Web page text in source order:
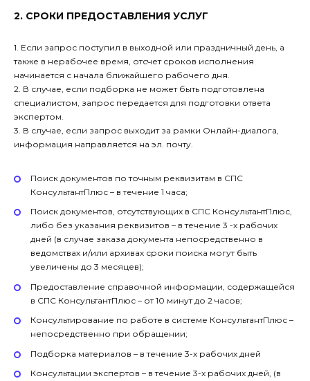
2. СРОКИ ПРЕДОСТАВЛЕНИЯ УСЛУГ
1. Если запрос поступил в выходной или праздничный день, а
также в нерабочее время, отсчет сроков исполнения
начинается с начала ближайшего рабочего дня.
2. В случае, если подборка не может быть подготовлена
специалистом, запрос передается для подготовки ответа
экспертом.
3. В случае, если запрос выходит за рамки Онлайн-диалога,
информация направляется на эл. почту.
Поиск документов по точным реквизитам в СПС
КонсультантПлюс – в течение 1 часа;
Поиск документов, отсутствующих в СПС КонсультантПлюс,
либо без указания реквизитов – в течение 3 -х рабочих
дней (в случае заказа документа непосредственно в
ведомствах и/или архивах сроки поиска могут быть
увеличены до 3 месяцев);
Предоставление справочной информации, содержащейся
в СПС КонсультантПлюс – от 10 минут до 2 часов;
Консультирование по работе в системе КонсультантПлюс –
непосредственно при обращении;
Подборка материалов – в течение 3-х рабочих дней
Консультации экспертов – в течение 3-х рабочих дней, (в